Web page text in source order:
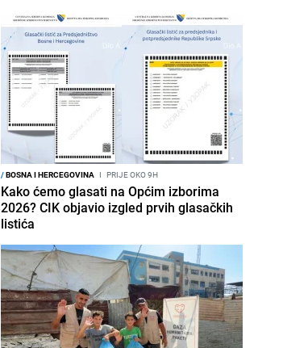
/BOSNA I HERCEGOVINA I PRIJE OKO 9H
Kako ćemo glasati na Općim izborima
2026? CIK objavio izgled prvih glasačkih
listića